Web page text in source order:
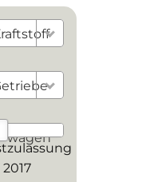
wagen
2017